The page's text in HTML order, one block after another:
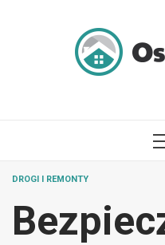
DROGI I REMONTY